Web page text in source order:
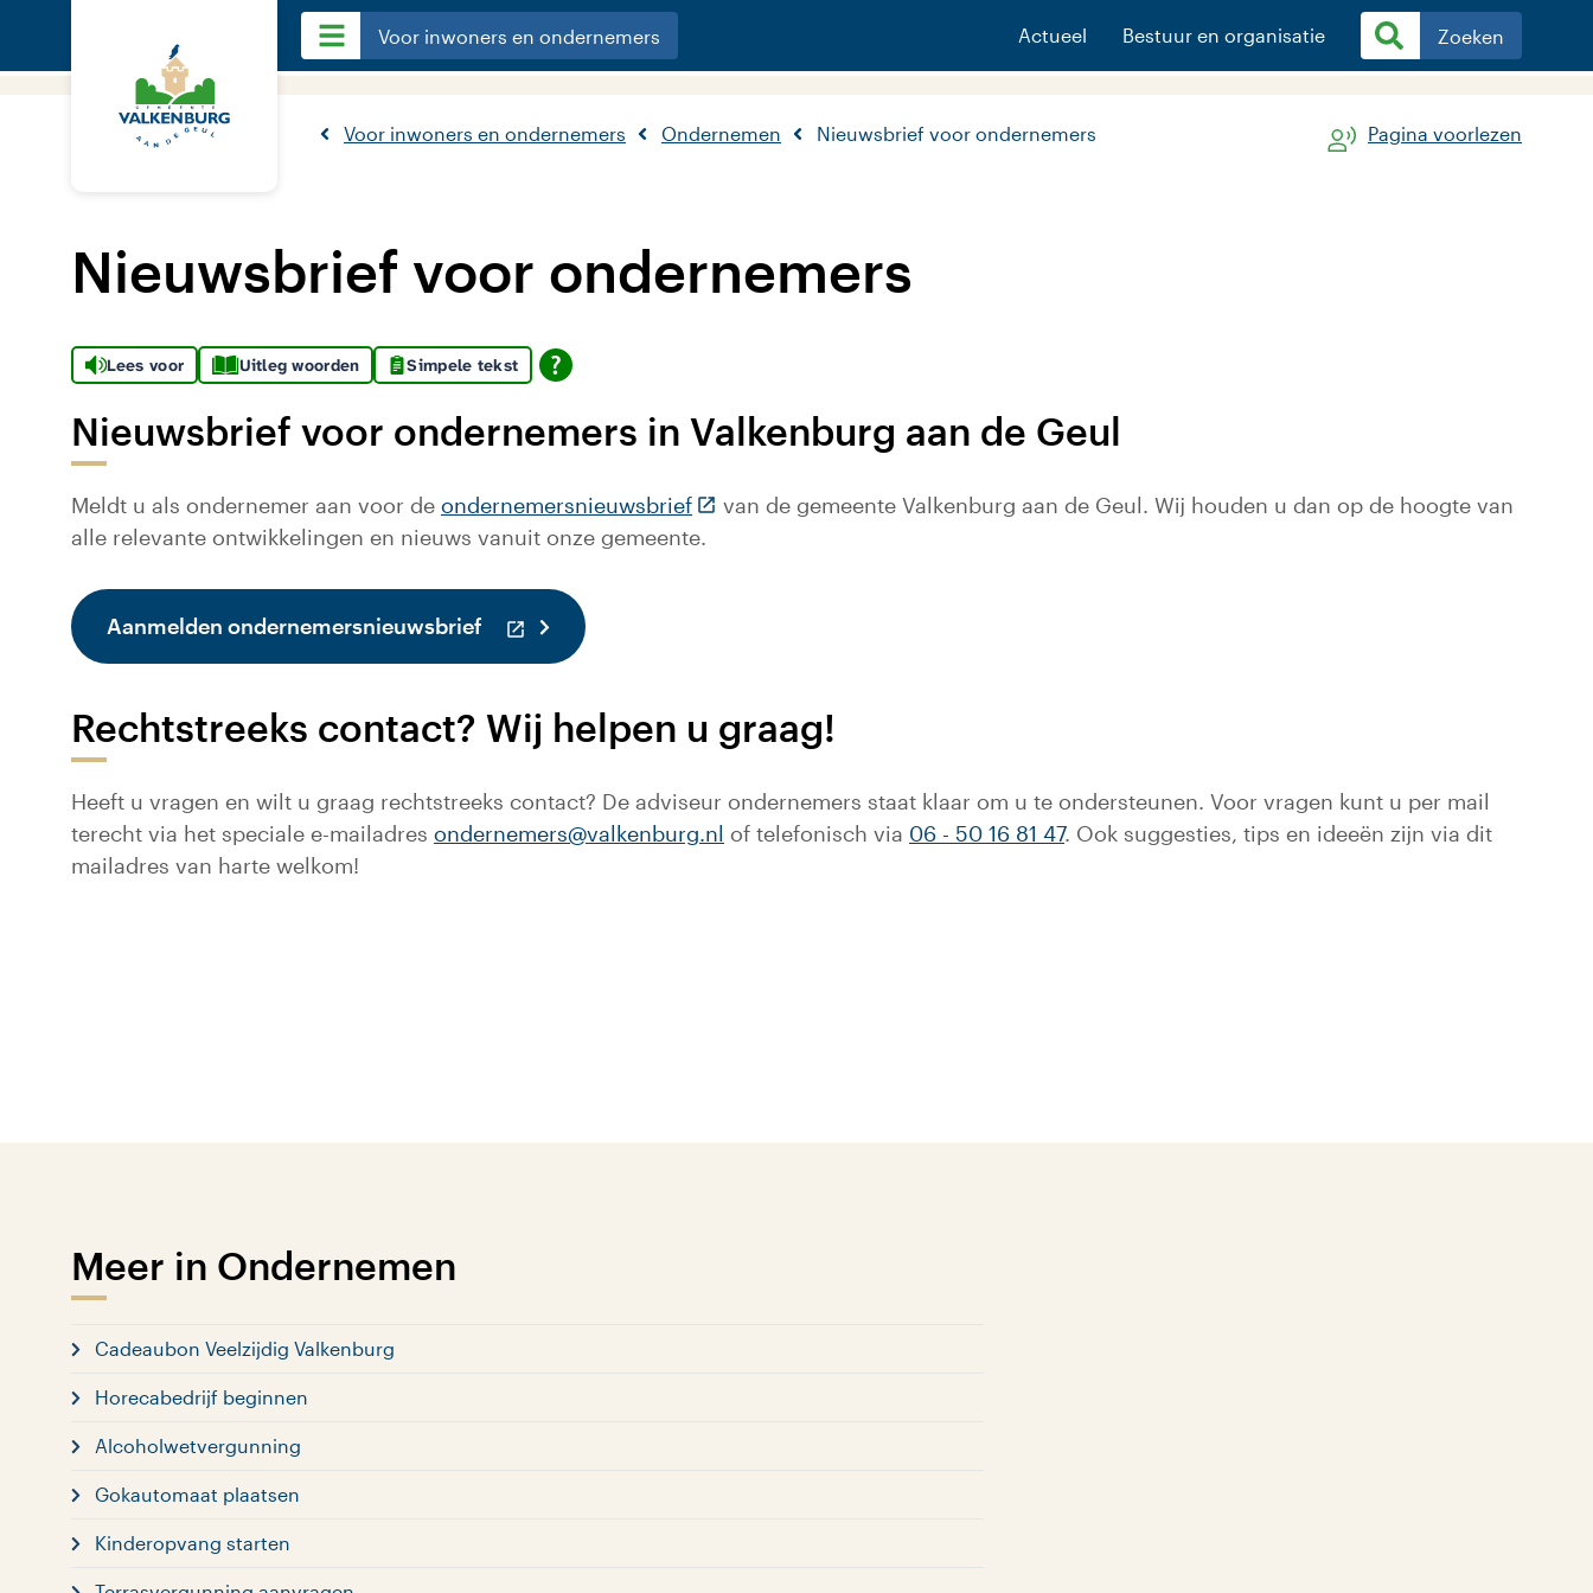
Voor inwoners en ondernemers Actueel Bestuur en organisatie Zoeken
Voor inwoners en ondernemers Ondernemen Nieuwsbrief voor ondernemers Pagina voorlezen
Nieuwsbrief voor ondernemers
Lees voor Uitleg woorden Simpele tekst
Nieuwsbrief voor ondernemers in Valkenburg aan de Geul
Meldt u als ondernemer aan voor de ondernemersnieuwsbrief(Deze link gaat naar een externe website)
van de gemeente Valkenburg aan de Geul. Wij houden u dan op de hoogte van
alle relevante ontwikkelingen en nieuws vanuit onze gemeente.
Aanmelden ondernemersnieuwsbrief (Deze link gaat naar een externe website)
Rechtstreeks contact? Wij helpen u graag!
Heeft u vragen en wilt u graag rechtstreeks contact? De adviseur ondernemers staat klaar om u te ondersteunen. Voor vragen kunt u per mail
terecht via het speciale e-mailadres ondernemers@valkenburg.nl of telefonisch via 06 - 50 16 81 47. Ook suggesties, tips en ideeën zijn via dit
mailadres van harte welkom!
Meer in Ondernemen
Cadeaubon Veelzijdig Valkenburg
Horecabedrijf beginnen
Alcoholwetvergunning
Gokautomaat plaatsen
Kinderopvang starten